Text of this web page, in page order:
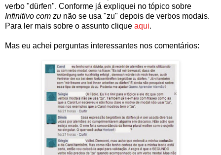
verbo "dürfen". Conforme já expliquei no tópico sobre
Infinitivo com zu não se usa "zu" depois de verbos modais.
Para ler mais sobre o assunto clique aqui.
Mas eu achei perguntas interessantes nos comentários: